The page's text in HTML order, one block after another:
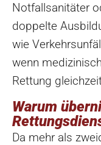
Notfallsanitäter
doppelte
wie
wenn
Rettung
Warum
Da mehr als